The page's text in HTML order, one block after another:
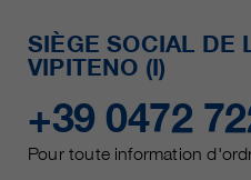
SIÈGE SOCIAL DE
VIPITENO (I)
+39 0472
Pour toute information